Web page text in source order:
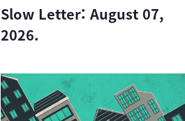
Slow Letter: August 07,
2026.